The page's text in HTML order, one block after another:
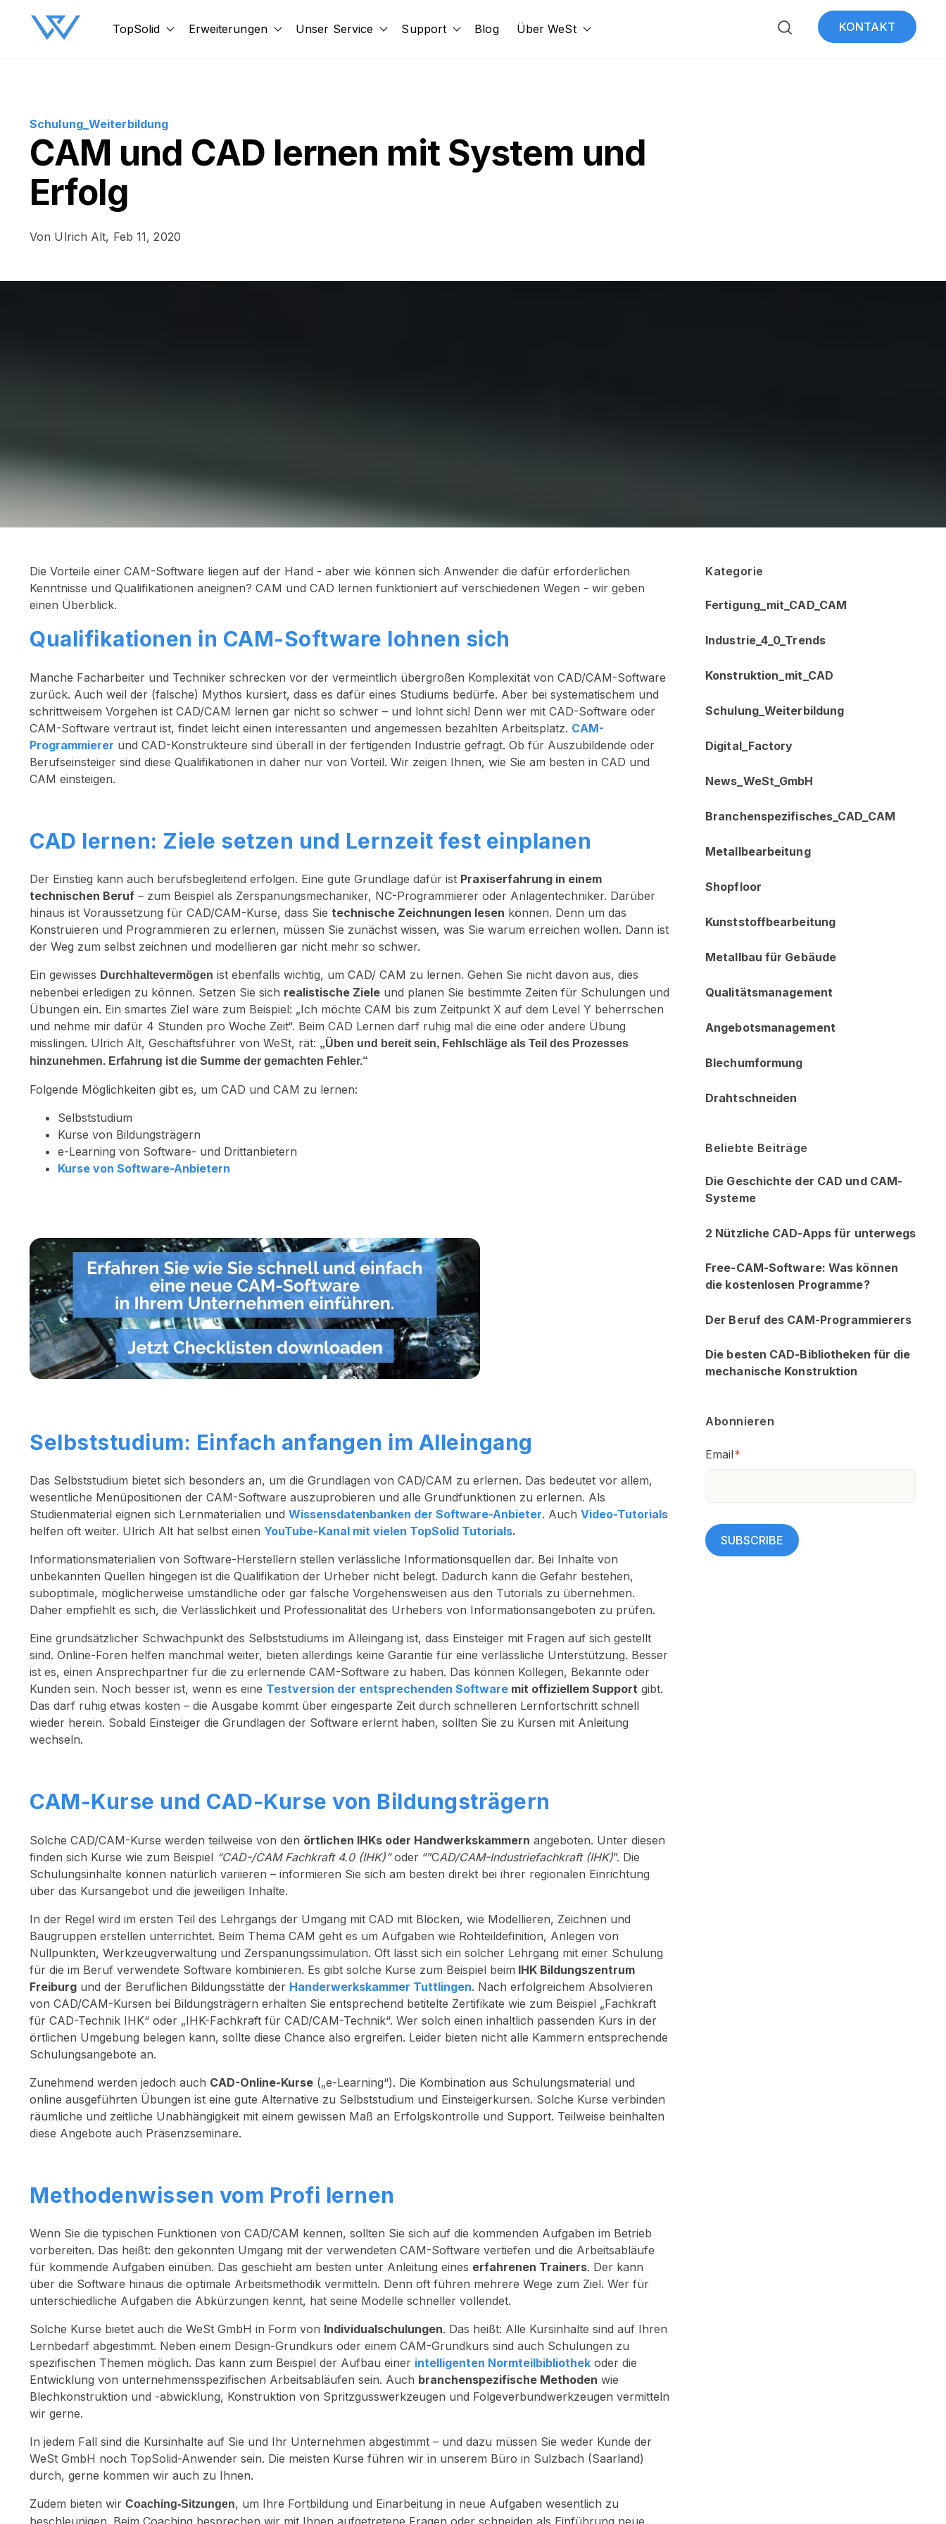
TopSolid Show submenu for TopSolid
Erweiterungen Show submenu for Erweiterungen
Unser Service Show submenu for Unser Service
Support Show submenu for Support
Blog Über WeSt Show submenu for Über WeSt KONTAKT
Schulung_Weiterbildung
CAM und CAD lernen mit System und
Erfolg
Von Ulrich Alt, Feb 11, 2020
Die Vorteile einer CAM-Software liegen auf der Hand - aber wie können sich Anwender die dafür erforderlichen
Kenntnisse und Qualifikationen aneignen? CAM und CAD lernen funktioniert auf verschiedenen Wegen - wir geben
einen Überblick.
Qualifikationen in CAM-Software lohnen sich
Manche Facharbeiter und Techniker schrecken vor der vermeintlich übergroßen Komplexität von CAD/CAM-Software
zurück. Auch weil der (falsche) Mythos kursiert, dass es dafür eines Studiums bedürfe. Aber bei systematischem und
schrittweisem Vorgehen ist CAD/CAM lernen gar nicht so schwer – und lohnt sich! Denn wer mit CAD-Software oder
CAM-Software vertraut ist, findet leicht einen interessanten und angemessen bezahlten Arbeitsplatz. CAM-
Programmierer und CAD-Konstrukteure sind überall in der fertigenden Industrie gefragt. Ob für Auszubildende oder
Berufseinsteiger sind diese Qualifikationen in daher nur von Vorteil. Wir zeigen Ihnen, wie Sie am besten in CAD und
CAM einsteigen.
CAD lernen: Ziele setzen und Lernzeit fest einplanen
Der Einstieg kann auch berufsbegleitend erfolgen. Eine gute Grundlage dafür ist Praxiserfahrung in einem
technischen Beruf – zum Beispiel als Zerspanungsmechaniker, NC-Programmierer oder Anlagentechniker. Darüber
hinaus ist Voraussetzung für CAD/CAM-Kurse, dass Sie technische Zeichnungen lesen können. Denn um das
Konstruieren und Programmieren zu erlernen, müssen Sie zunächst wissen, was Sie warum erreichen wollen. Dann ist
der Weg zum selbst zeichnen und modellieren gar nicht mehr so schwer.
Ein gewisses Durchhaltevermögen ist ebenfalls wichtig, um CAD/ CAM zu lernen. Gehen Sie nicht davon aus, dies
nebenbei erledigen zu können. Setzen Sie sich realistische Ziele und planen Sie bestimmte Zeiten für Schulungen und
Übungen ein. Ein smartes Ziel wäre zum Beispiel: „Ich möchte CAM bis zum Zeitpunkt X auf dem Level Y beherrschen
und nehme mir dafür 4 Stunden pro Woche Zeit“. Beim CAD Lernen darf ruhig mal die eine oder andere Übung
misslingen. Ulrich Alt, Geschäftsführer von WeSt, rät: „Üben und bereit sein, Fehlschläge als Teil des Prozesses
hinzunehmen. Erfahrung ist die Summe der gemachten Fehler.“
Folgende Möglichkeiten gibt es, um CAD und CAM zu lernen:
Selbststudium
Kurse von Bildungsträgern
e-Learning von Software- und Drittanbietern
Kurse von Software-Anbietern
Selbststudium: Einfach anfangen im Alleingang
Das Selbststudium bietet sich besonders an, um die Grundlagen von CAD/CAM zu erlernen. Das bedeutet vor allem,
wesentliche Menüpositionen der CAM-Software auszuprobieren und alle Grundfunktionen zu erlernen. Als
Studienmaterial eignen sich Lernmaterialien und Wissensdatenbanken der Software-Anbieter. Auch Video-Tutorials
helfen oft weiter. Ulrich Alt hat selbst einen YouTube-Kanal mit vielen TopSolid Tutorials.
Informationsmaterialien von Software-Herstellern stellen verlässliche Informationsquellen dar. Bei Inhalte von
unbekannten Quellen hingegen ist die Qualifikation der Urheber nicht belegt. Dadurch kann die Gefahr bestehen,
suboptimale, möglicherweise umständliche oder gar falsche Vorgehensweisen aus den Tutorials zu übernehmen.
Daher empfiehlt es sich, die Verlässlichkeit und Professionalität des Urhebers von Informationsangeboten zu prüfen.
Eine grundsätzlicher Schwachpunkt des Selbststudiums im Alleingang ist, dass Einsteiger mit Fragen auf sich gestellt
sind. Online-Foren helfen manchmal weiter, bieten allerdings keine Garantie für eine verlässliche Unterstützung. Besser
ist es, einen Ansprechpartner für die zu erlernende CAM-Software zu haben. Das können Kollegen, Bekannte oder
Kunden sein. Noch besser ist, wenn es eine Testversion der entsprechenden Software mit offiziellem Support gibt.
Das darf ruhig etwas kosten – die Ausgabe kommt über eingesparte Zeit durch schnelleren Lernfortschritt schnell
wieder herein. Sobald Einsteiger die Grundlagen der Software erlernt haben, sollten Sie zu Kursen mit Anleitung
wechseln.
CAM-Kurse und CAD-Kurse von Bildungsträgern
Solche CAD/CAM-Kurse werden teilweise von den örtlichen IHKs oder Handwerkskammern angeboten. Unter diesen
finden sich Kurse wie zum Beispiel “CAD-/CAM Fachkraft 4.0 (IHK)”oder “”CAD/CAM-Industriefachkraft (IHK)”. Die
Schulungsinhalte können natürlich variieren – informieren Sie sich am besten direkt bei ihrer regionalen Einrichtung
über das Kursangebot und die jeweiligen Inhalte.
In der Regel wird im ersten Teil des Lehrgangs der Umgang mit CAD mit Blöcken, wie Modellieren, Zeichnen und
Baugruppen erstellen unterrichtet. Beim Thema CAM geht es um Aufgaben wie Rohteildefinition, Anlegen von
Nullpunkten, Werkzeugverwaltung und Zerspanungssimulation. Oft lässt sich ein solcher Lehrgang mit einer Schulung
für die im Beruf verwendete Software kombinieren. Es gibt solche Kurse zum Beispiel beim IHK Bildungszentrum
Freiburg und der Beruflichen Bildungsstätte der Handerwerkskammer Tuttlingen. Nach erfolgreichem Absolvieren
von CAD/CAM-Kursen bei Bildungsträgern erhalten Sie entsprechend betitelte Zertifikate wie zum Beispiel „Fachkraft
für CAD-Technik IHK“ oder „IHK-Fachkraft für CAD/CAM-Technik“. Wer solch einen inhaltlich passenden Kurs in der
örtlichen Umgebung belegen kann, sollte diese Chance also ergreifen. Leider bieten nicht alle Kammern entsprechende
Schulungsangebote an.
Zunehmend werden jedoch auch CAD-Online-Kurse („e-Learning“). Die Kombination aus Schulungsmaterial und
online ausgeführten Übungen ist eine gute Alternative zu Selbststudium und Einsteigerkursen. Solche Kurse verbinden
räumliche und zeitliche Unabhängigkeit mit einem gewissen Maß an Erfolgskontrolle und Support. Teilweise beinhalten
diese Angebote auch Präsenzseminare.
Methodenwissen vom Profi lernen
Wenn Sie die typischen Funktionen von CAD/CAM kennen, sollten Sie sich auf die kommenden Aufgaben im Betrieb
vorbereiten. Das heißt: den gekonnten Umgang mit der verwendeten CAM-Software vertiefen und die Arbeitsabläufe
für kommende Aufgaben einüben. Das geschieht am besten unter Anleitung eines erfahrenen Trainers. Der kann
über die Software hinaus die optimale Arbeitsmethodik vermitteln. Denn oft führen mehrere Wege zum Ziel. Wer für
unterschiedliche Aufgaben die Abkürzungen kennt, hat seine Modelle schneller vollendet.
Solche Kurse bietet auch die WeSt GmbH in Form von Individualschulungen. Das heißt: Alle Kursinhalte sind auf Ihren
Lernbedarf abgestimmt. Neben einem Design-Grundkurs oder einem CAM-Grundkurs sind auch Schulungen zu
spezifischen Themen möglich. Das kann zum Beispiel der Aufbau einer intelligenten Normteilbibliothek oder die
Entwicklung von unternehmensspezifischen Arbeitsabläufen sein. Auch branchenspezifische Methoden wie
Blechkonstruktion und -abwicklung, Konstruktion von Spritzgusswerkzeugen und Folgeverbundwerkzeugen vermitteln
wir gerne.
In jedem Fall sind die Kursinhalte auf Sie und Ihr Unternehmen abgestimmt – und dazu müssen Sie weder Kunde der
WeSt GmbH noch TopSolid-Anwender sein. Die meisten Kurse führen wir in unserem Büro in Sulzbach (Saarland)
durch, gerne kommen wir auch zu Ihnen.
Zudem bieten wir Coaching-Sitzungen, um Ihre Fortbildung und Einarbeitung in neue Aufgaben wesentlich zu
Kategorie
Fertigung_mit_CAD_CAM
Industrie_4_0_Trends
Konstruktion_mit_CAD
Schulung_Weiterbildung
Digital_Factory
News_WeSt_GmbH
Branchenspezifisches_CAD_CAM
Metallbearbeitung
Shopfloor
Kunststoffbearbeitung
Metallbau für Gebäude
Qualitätsmanagement
Angebotsmanagement
Blechumformung
Drahtschneiden
Beliebte Beiträge
Die Geschichte der CAD und CAM-
Systeme
2 Nützliche CAD-Apps für unterwegs
Free-CAM-Software: Was können
die kostenlosen Programme?
Der Beruf des CAM-Programmierers
Die besten CAD-Bibliotheken für die
mechanische Konstruktion
Abonnieren
Email*